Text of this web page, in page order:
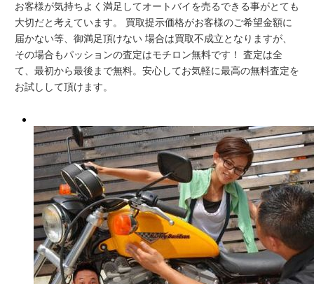
お客様が気持ちよく満足してオートバイを売るできる事がとても
大切だと考えています。 買取提示価格がお客様のご希望金額に
届かない等、御満足頂けない 場合は買取不成立となりますが、
その場合もパッションの査定はモチロン無料です！ 査定は全
て、最初から最後まで無料。安心してお気軽に最高の無料査定を
お試しして頂けます。